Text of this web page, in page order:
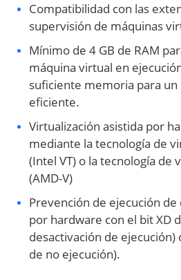
Compatibilidad con las
supervisión de máquinas
Mínimo de 4 GB de RAM
máquina virtual en
suficiente memoria para
eficiente.
Virtualización asistida por
mediante la tecnología de
(Intel VT) o la tecnología de
(AMD-V)
Prevención de ejecución de
por hardware con el bit XD
desactivación de ejecución)
de no ejecución).